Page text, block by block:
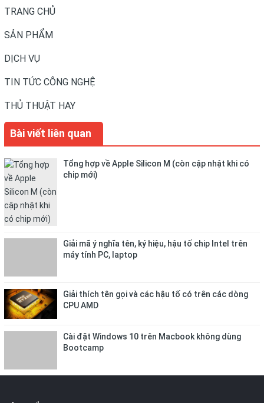
TRANG CHỦ
SẢN PHẨM
DỊCH VỤ
TIN TỨC CÔNG NGHỆ
THỦ THUẬT HAY
Bài viết liên quan
Tổng hợp về Apple Silicon M (còn cập nhật khi có
chip mới)
Giải mã ý nghĩa tên, ký hiệu, hậu tố chip Intel trên
máy tính PC, laptop
Giải thích tên gọi và các hậu tố có trên các dòng
CPU AMD
Cài đặt Windows 10 trên Macbook không dùng
Bootcamp